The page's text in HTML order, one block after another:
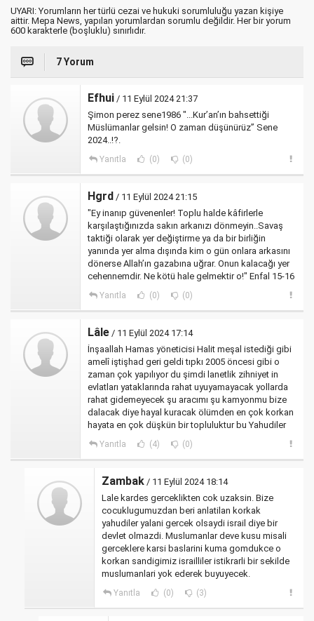
UYARI: Yorumların her türlü cezai ve hukuki sorumluluğu yazan kişiye
aittir. Mepa News, yapılan yorumlardan sorumlu değildir. Her bir yorum
600 karakterle (boşluklu) sınırlıdır.
7 Yorum
Efhui / 11 Eylül 2024 21:37
Şimon perez sene1986 "...Kur’an’ın bahsettiği
Müslümanlar gelsin! O zaman düşünürüz” Sene
2024..!?.
Yanıtla (0) (0)
Hgrd / 11 Eylül 2024 21:15
"Ey inanıp güvenenler! Toplu halde kâfirlerle
karşılaştığınızda sakın arkanızı dönmeyin..Savaş
taktiği olarak yer değiştirme ya da bir birliğin
yanında yer alma dışında kim o gün onlara arkasını
dönerse Allah’ın gazabına uğrar. Onun kalacağı yer
cehennemdir. Ne kötü hale gelmektir o!" Enfal 15-16
Yanıtla (0) (0)
Lâle / 11 Eylül 2024 17:14
İnşaallah Hamas yöneticisi Halit meşal istediği gibi
amelî iştişhad geri geldi tıpkı 2005 öncesi gibi o
zaman çok yapılıyor du şimdi lanetlik zihniyet in
evlatları yataklarında rahat uyuyamayacak yollarda
rahat gidemeyecek şu aracımı şu kamyonmu bize
dalacak diye hayal kuracak ölümden en çok korkan
hayata en çok düşkün bir topluluktur bu Yahudiler
Yanıtla (4) (0)
Zambak / 11 Eylül 2024 18:14
Lale kardes gerceklikten cok uzaksin. Bize
cocuklugumuzdan beri anlatilan korkak
yahudiler yalani gercek olsaydi israil diye bir
devlet olmazdi. Muslumanlar deve kusu misali
gerceklere karsi baslarini kuma gomdukce o
korkan sandigimiz israilliler istikrarli bir sekilde
muslumanlari yok ederek buyuyecek.
Yanıtla (0) (3)